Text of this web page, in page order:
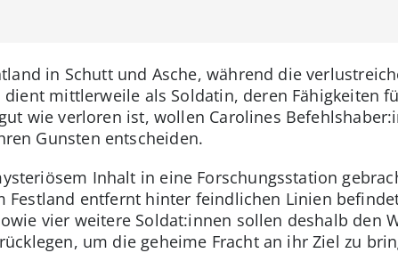
in Schutt und Asche, während die
mittlerweile als Soldatin, deren Fähigkeiten
wie verloren ist, wollen Carolines
Gunsten entscheiden.
Inhalt in eine Forschungsstation
Festland entfernt hinter feindlichen Linien
vier weitere Soldat:innen sollen deshalb den
um die geheime Fracht an ihr Ziel zu